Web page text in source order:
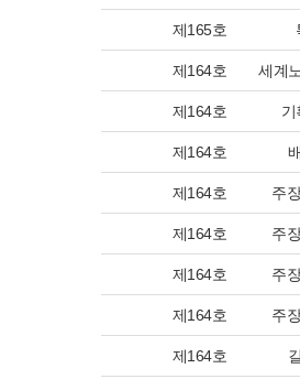
제165호
제164호 세계
제164호 기
제164호
제164호 주
제164호 주
제164호 주
제164호 주
제164호